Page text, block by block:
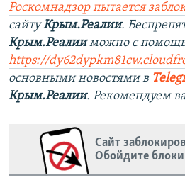
Роскомнадзор пытается
сайтуКрым.Реалии.
Крым.Реалииможно с
https://
основными новостями в
Крым.Реалии. Рекомендуем
Сайт
Обойдите